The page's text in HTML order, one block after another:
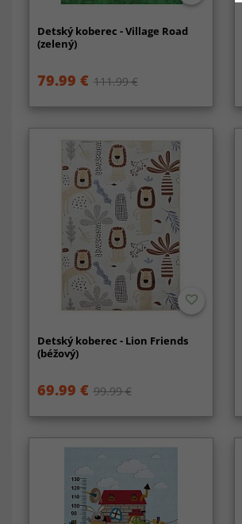
Detský koberec - Village Road
(zelený)
79.99 € 111.99 €
Detský koberec - Lion Friends
(béžový)
69.99 € 99.99 €